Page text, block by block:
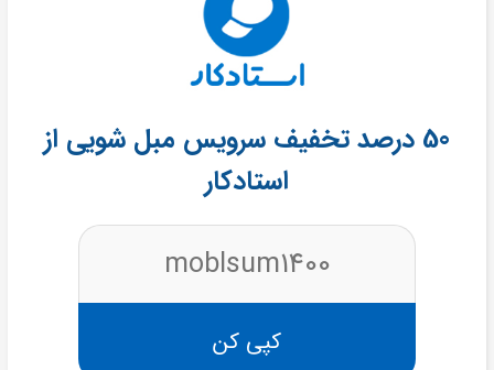
50 درصد تخفیف سرویس مبل‌ شویی از
استادکار
moblsum1400
کپی کن